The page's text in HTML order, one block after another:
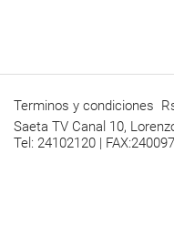
Terminos y condiciones
Saeta TV Canal 10,
Tel: 24102120 |